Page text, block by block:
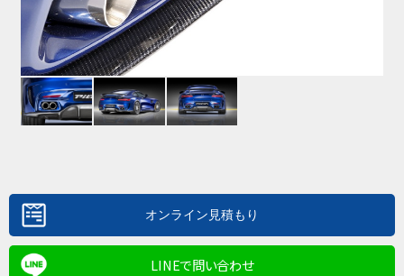
LINEで問い合わせ